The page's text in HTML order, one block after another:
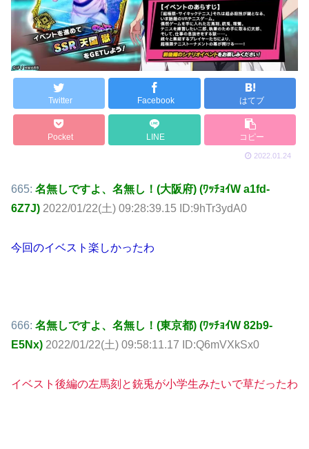
Twitter Facebook はてブ
Pocket LINE コピー
2022.01.24
665: 名無しですよ、名無し！(大阪府) (ﾜｯﾁｮｲW a1fd-
6Z7J) 2022/01/22(土) 09:28:39.15 ID:9hTr3ydA0
今回のイベスト楽しかったわ
666: 名無しですよ、名無し！(東京都) (ﾜｯﾁｮｲW 82b9-
E5Nx) 2022/01/22(土) 09:58:11.17 ID:Q6mVXkSx0
イベスト後編の左馬刻と銃兎が小学生みたいで草だったわ